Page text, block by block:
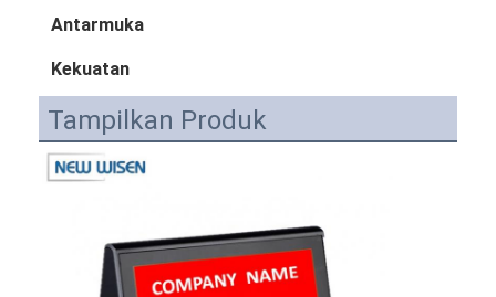
Antarmuka
Kekuatan
Tampilkan Produk